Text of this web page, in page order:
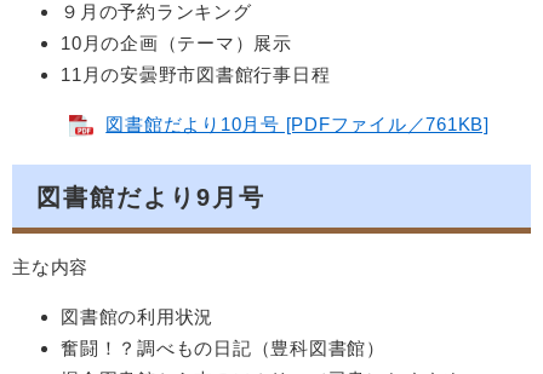
９月の予約ランキング
10月の企画（テーマ）展示
11月の安曇野市図書館行事日程
図書館だより10月号 [PDFファイル／761KB]
図書館だより9月号
主な内容
図書館の利用状況
奮闘！？調べもの日記（豊科図書館）